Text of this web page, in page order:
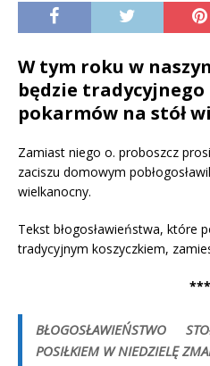
W tym roku w
będzie tradycyjnego
pokarmów na stół
Zamiast niego o. proboszcz
zaciszu domowym
wielkanocny.
Tekst błogosławieństwa, które
tradycyjnym koszyczkiem,
***
BŁOGOSŁAWIEŃSTWO
POSIŁKIEM W NIEDZIELĘ